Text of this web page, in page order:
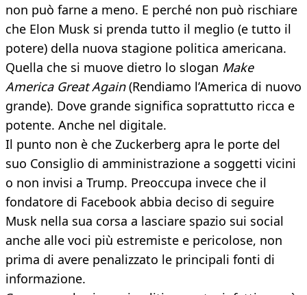
non può farne a meno. E perché non può rischiare
che Elon Musk si prenda tutto il meglio (e tutto il
potere) della nuova stagione politica americana.
Quella che si muove dietro lo slogan Make
America Great Again(Rendiamo l’America di nuovo
grande). Dove grande significa soprattutto ricca e
potente. Anche nel digitale.
Il punto non è che Zuckerberg apra le porte del
suo Consiglio di amministrazione a soggetti vicini
o non invisi a Trump. Preoccupa invece che il
fondatore di Facebook abbia deciso di seguire
Musk nella sua corsa a lasciare spazio sui social
anche alle voci più estremiste e pericolose, non
prima di avere penalizzato le principali fonti di
informazione.